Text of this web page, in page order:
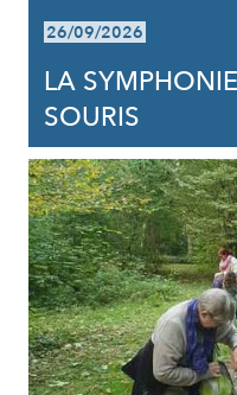
26/09/2026
LA
SOURIS